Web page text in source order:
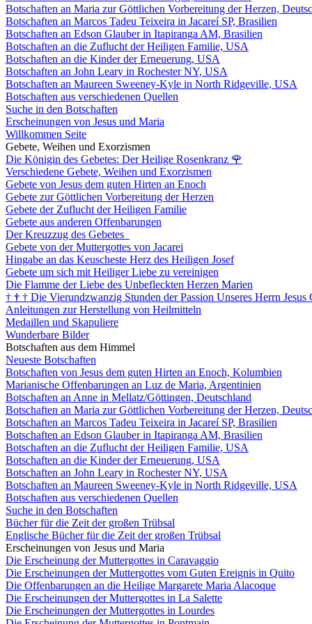
Botschaften an Maria zur Göttlichen Vorbereitung der Herzen,
Botschaften an Marcos Tadeu Teixeira in Jacareí SP, Brasilien
Botschaften an Edson Glauber in Itapiranga AM, Brasilien
Botschaften an die Zuflucht der Heiligen Familie, USA
Botschaften an die Kinder der Erneuerung, USA
Botschaften an John Leary in Rochester NY, USA
Botschaften an Maureen Sweeney-Kyle in North Ridgeville, USA
Botschaften aus verschiedenen Quellen
Suche in den Botschaften
Erscheinungen von Jesus und Maria
Willkommen Seite
Gebete, Weihen und Exorzismen
Die Königin des Gebetes: Der Heilige Rosenkranz 🌹
Verschiedene Gebete, Weihen und Exorzismen
Gebete von Jesus dem guten Hirten an Enoch
Gebete zur Göttlichen Vorbereitung der Herzen
Gebete der Zuflucht der Heiligen Familie
Gebete aus anderen Offenbarungen
Der Kreuzzug des Gebetes
Gebete von der Muttergottes von Jacarei
Hingabe an das Keuscheste Herz des Heiligen Josef
Gebete um sich mit Heiliger Liebe zu vereinigen
Die Flamme der Liebe des Unbefleckten Herzen Marien
† † † Die Vierundzwanzig Stunden der Passion Unseres Herrn Jesus
Anleitungen zur Herstellung von Heilmitteln
Medaillen und Skapuliere
Wunderbare Bilder
Botschaften aus dem Himmel
Neueste Botschaften
Botschaften von Jesus dem guten Hirten an Enoch, Kolumbien
Marianische Offenbarungen an Luz de Maria, Argentinien
Botschaften an Anne in Mellatz/Göttingen, Deutschland
Botschaften an Maria zur Göttlichen Vorbereitung der Herzen,
Botschaften an Marcos Tadeu Teixeira in Jacareí SP, Brasilien
Botschaften an Edson Glauber in Itapiranga AM, Brasilien
Botschaften an die Zuflucht der Heiligen Familie, USA
Botschaften an die Kinder der Erneuerung, USA
Botschaften an John Leary in Rochester NY, USA
Botschaften an Maureen Sweeney-Kyle in North Ridgeville, USA
Botschaften aus verschiedenen Quellen
Suche in den Botschaften
Bücher für die Zeit der großen Trübsal
Englische Bücher für die Zeit der großen Trübsal
Erscheinungen von Jesus und Maria
Die Erscheinung der Muttergottes in Caravaggio
Die Erscheinungen der Muttergottes vom Guten Ereignis in Quito
Die Offenbarungen an die Heilige Margarete Maria Alacoque
Die Erscheinungen der Muttergottes in La Salette
Die Erscheinungen der Muttergottes in Lourdes